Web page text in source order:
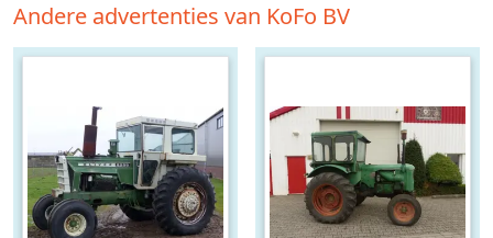
Andere advertenties van KoFo BV